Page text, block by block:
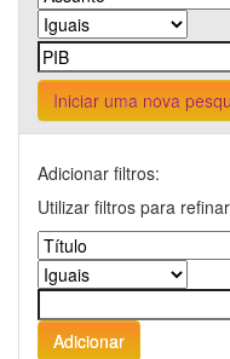
Iniciar uma nova
Adicionar filtros:
Utilizar filtros para